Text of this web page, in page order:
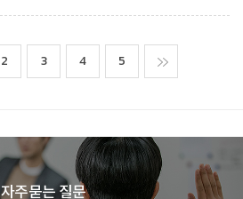
2 3 4 5
자주묻는 질문